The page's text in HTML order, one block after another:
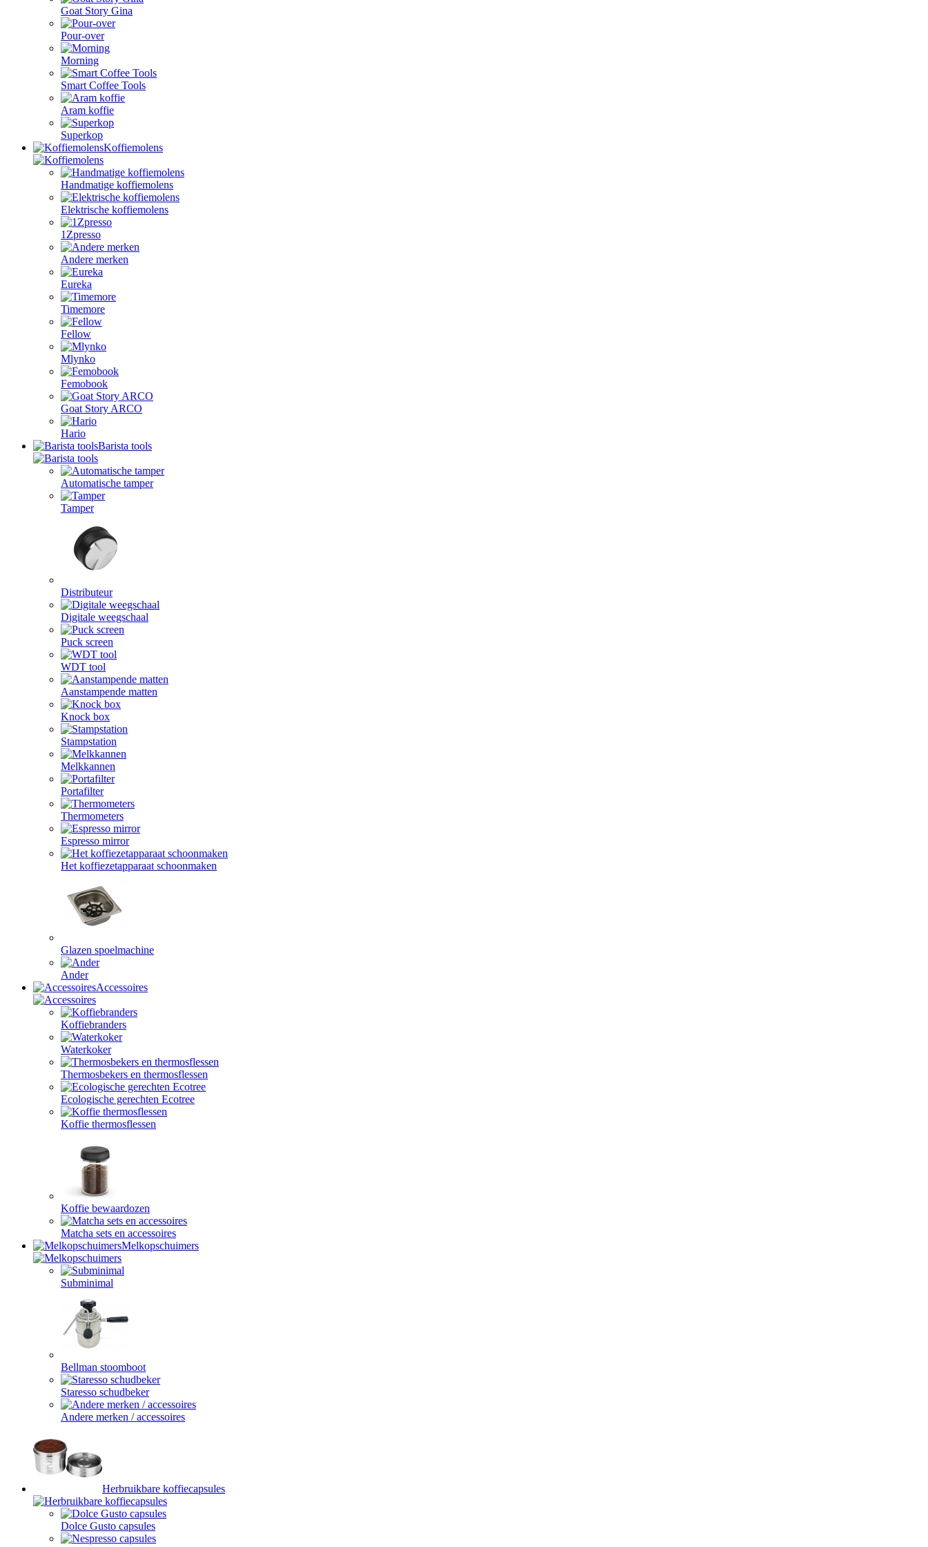
Goat Story Gina
Pour-over
Morning
Smart Coffee Tools
Aram koffie
Superkop
Koffiemolens
Handmatige koffiemolens
Elektrische koffiemolens
1Zpresso
Andere merken
Eureka
Timemore
Fellow
Mlynko
Femobook
Goat Story ARCO
Hario
Barista tools
Automatische tamper
Tamper
Distributeur
Digitale weegschaal
Puck screen
WDT tool
Aanstampende matten
Knock box
Stampstation
Melkkannen
Portafilter
Thermometers
Espresso mirror
Het koffiezetapparaat schoonmaken
Glazen spoelmachine
Ander
Accessoires
Koffiebranders
Waterkoker
Thermosbekers en thermosflessen
Ecologische gerechten Ecotree
Koffie thermosflessen
Koffie bewaardozen
Matcha sets en accessoires
Melkopschuimers
Subminimal
Bellman stoomboot
Staresso schudbeker
Andere merken / accessoires
Herbruikbare koffiecapsules
Dolce Gusto capsules